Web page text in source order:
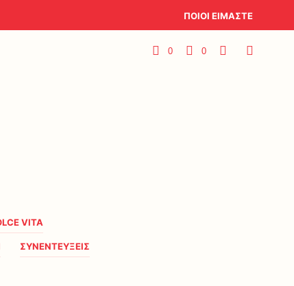
ΠΟΙΟΙ ΕΙΜΑΣΤΕ
0 0
VITA
ΣΥΝΕΝΤΕΥΞΕΙΣ